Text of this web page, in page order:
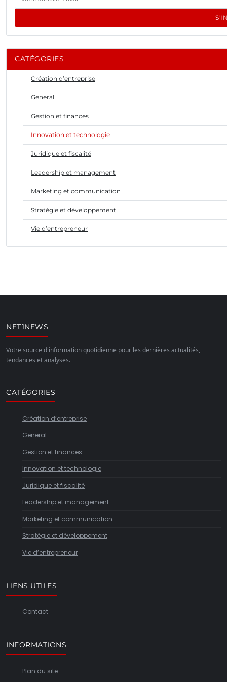
CATÉGORIES
Création d’entreprise
General
Gestion et finances
Innovation et technologie
Juridique et fiscalité
Leadership et management
Marketing et communication
Stratégie et développement
Vie d’entrepreneur
NET1NEWS
Votre source d'information quotidienne pour les dernières actualités,
tendances et analyses.
CATÉGORIES
Création d’entreprise
General
Gestion et finances
Innovation et technologie
Juridique et fiscalité
Leadership et management
Marketing et communication
Stratégie et développement
Vie d’entrepreneur
LIENS UTILES
Contact
INFORMATIONS
Plan du site